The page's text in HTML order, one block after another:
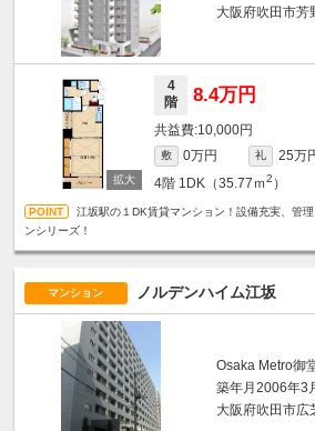
大阪府吹田市芳
4
階
8.4万円
10,000円
敷 0万円 礼
25万
4階 1DK（35.77ｍ2 ）
江坂駅の１DK賃貸マンション！設備充実、管
ンシリーズ！
マンション ノルデンハイム江坂
Osaka Metro御
築年月2006年3
大阪府吹田市広